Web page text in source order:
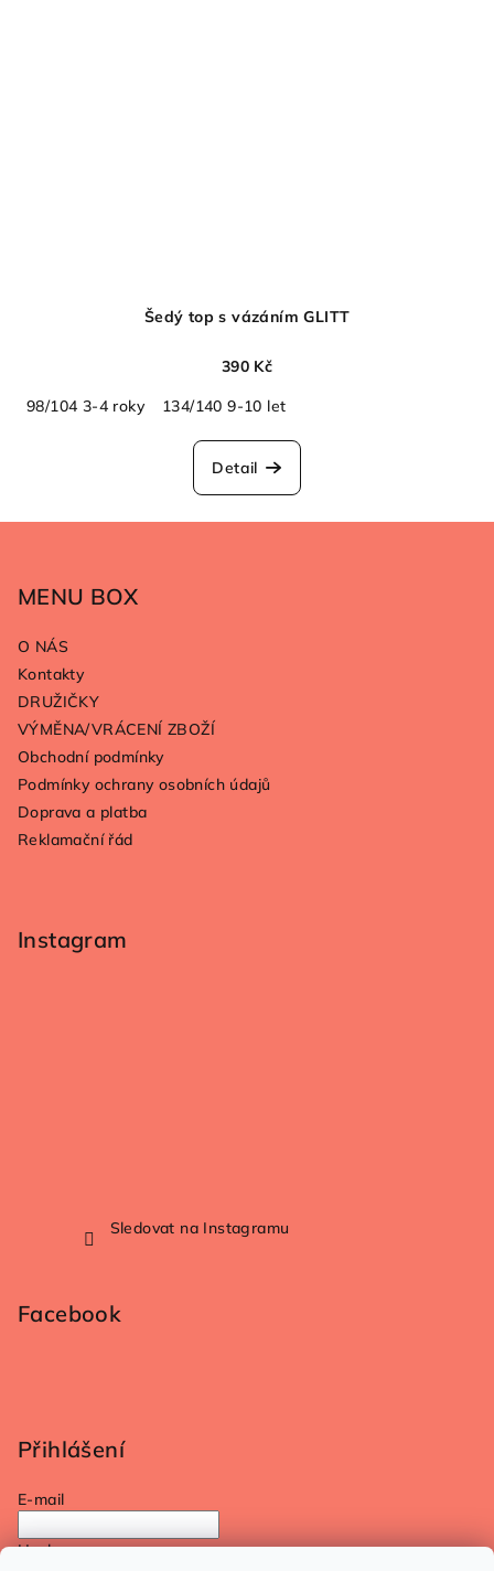
Šedý top s vázáním GLITT
390 Kč
98/104 3-4 roky
134/140 9-10 let
Detail
MENU BOX
O NÁS
Kontakty
DRUŽIČKY
VÝMĚNA/VRÁCENÍ ZBOŽÍ
Obchodní podmínky
Podmínky ochrany osobních údajů
Doprava a platba
Reklamační řád
Instagram
Sledovat na Instagramu
Facebook
Přihlášení
E-mail
Heslo